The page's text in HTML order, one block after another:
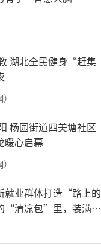
湖北全民健身“赶集
杨园街道四美塘社区
暖心启幕
就业群体打造“路上的
“清凉包”里，装满了